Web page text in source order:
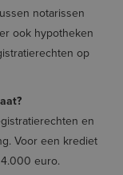
notarissen
ook hypotheken
op
en
Voor een krediet
euro.